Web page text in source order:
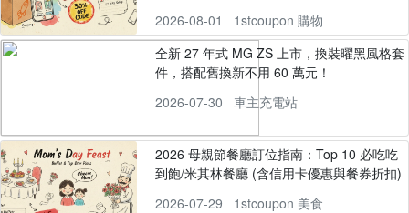
2026-08-01
1stcoupon 購物
全新 27 年式 MG ZS 上市，換裝曜黑風格套
件，搭配舊換新不用 60 萬元！
2026-07-30
車主充電站
2026 母親節餐廳訂位指南：Top 10 必吃吃
到飽/米其林餐廳 (含信用卡優惠與餐券折扣)
2026-07-29
1stcoupon 美食